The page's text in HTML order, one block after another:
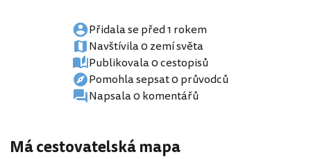
Přidala se před 1 rokem
Navštívila 0 zemí světa
Publikovala 0 cestopisů
Pomohla sepsat 0 průvodců
Napsala 0 komentářů
Má cestovatelská mapa